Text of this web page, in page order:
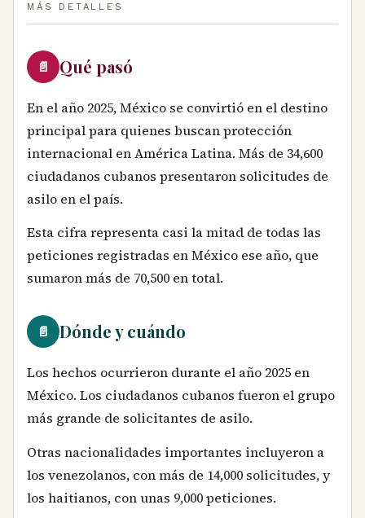
MÁS DETALLES
📄 Qué pasó
En el año 2025, México se convirtió en el destino
principal para quienes buscan protección
internacional en América Latina. Más de 34,600
ciudadanos cubanos presentaron solicitudes de
asilo en el país.
Esta cifra representa casi la mitad de todas las
peticiones registradas en México ese año, que
sumaron más de 70,500 en total.
📄 Dónde y cuándo
Los hechos ocurrieron durante el año 2025 en
México. Los ciudadanos cubanos fueron el grupo
más grande de solicitantes de asilo.
Otras nacionalidades importantes incluyeron a
los venezolanos, con más de 14,000 solicitudes, y
los haitianos, con unas 9,000 peticiones.